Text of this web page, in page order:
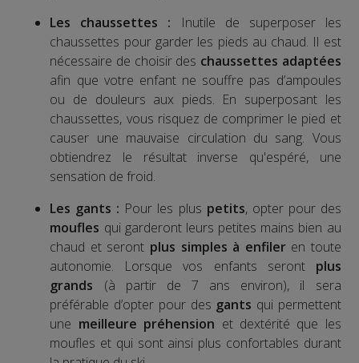
Les chaussettes :
Inutile de superposer les
chaussettes pour garder les pieds au chaud. Il est
nécessaire de choisir des chaussettes adaptées
afin que votre enfant ne souffre pas d’ampoules
ou de douleurs aux pieds. En superposant les
chaussettes, vous risquez de comprimer le pied et
causer une mauvaise circulation du sang. Vous
obtiendrez le résultat inverse qu'espéré, une
sensation de froid.
Les gants : Pour les plus petits, opter pour des
moufles qui garderont leurs petites mains bien au
chaud et seront plus simples à enfileren toute
autonomie. Lorsque vos enfants seront plus
grands (à partir de 7 ans environ), il sera
préférable d’opter pour des gants qui permettent
une meilleure préhension et dextérité que les
moufles et qui sont ainsi plus confortables durant